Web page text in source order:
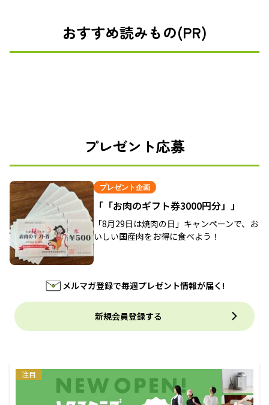
おすすめ読みもの(PR)
プレゼント応募
プレゼント企画
「「お肉のギフト券3000円分」」
「8月29日は焼肉の日」キャンペーンで、お
いしい国産肉をお得に食べよう！
メルマガ登録で毎週プレゼント情報が届く!
新規会員登録する
注目